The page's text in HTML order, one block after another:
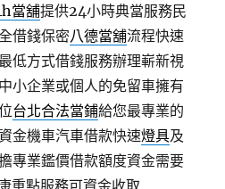
當舖提供24小時典當服務民
借錢保密八德當舖流程快速
低方式借錢服務辦理嶄新視
小企業或個人的免留車擁有
台北合法當鋪給您最專業的
金機車汽車借款快速燈具及
專業鑑價借款額度資金需要
重點服務可資金收取